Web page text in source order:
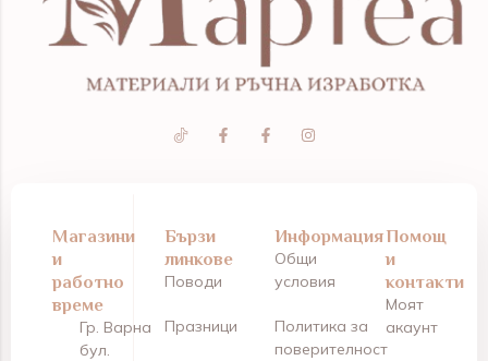
Магазини
и
работно
време
Гр. Варна
бул.
Бързи
линкове
Поводи
Празници
Информация
Общи
условия
Политика за
поверителност
Помощ
и
контакти
Моят
акаунт